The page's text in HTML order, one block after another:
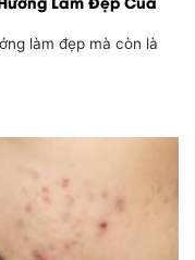
làm đẹp mà còn là